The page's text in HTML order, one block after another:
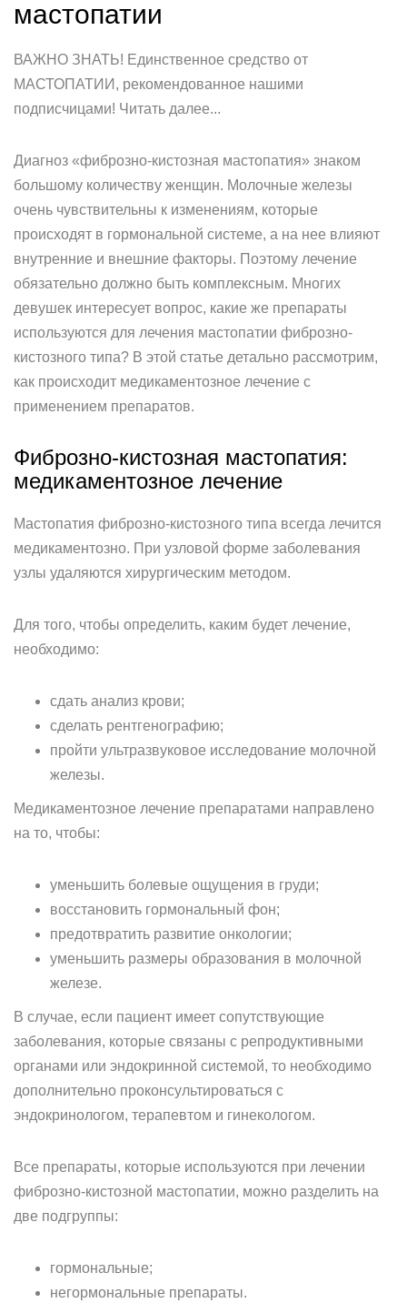
мастопатии
ВАЖНО ЗНАТЬ! Единственное средство от
МАСТОПАТИИ, рекомендованное нашими
подписчицами! Читать далее...
Диагноз «фиброзно-кистозная мастопатия» знаком
большому количеству женщин. Молочные железы
очень чувствительны к изменениям, которые
происходят в гормональной системе, а на нее влияют
внутренние и внешние факторы. Поэтому лечение
обязательно должно быть комплексным. Многих
девушек интересует вопрос, какие же препараты
используются для лечения мастопатии фиброзно-
кистозного типа? В этой статье детально рассмотрим,
как происходит медикаментозное лечение с
применением препаратов.
Фиброзно-кистозная мастопатия:
медикаментозное лечение
Мастопатия фиброзно-кистозного типа всегда лечится
медикаментозно. При узловой форме заболевания
узлы удаляются хирургическим методом.
Для того, чтобы определить, каким будет лечение,
необходимо:
сдать анализ крови;
сделать рентгенографию;
пройти ультразвуковое исследование молочной
железы.
Медикаментозное лечение препаратами направлено
на то, чтобы:
уменьшить болевые ощущения в груди;
восстановить гормональный фон;
предотвратить развитие онкологии;
уменьшить размеры образования в молочной
железе.
В случае, если пациент имеет сопутствующие
заболевания, которые связаны с репродуктивными
органами или эндокринной системой, то необходимо
дополнительно проконсультироваться с
эндокринологом, терапевтом и гинекологом.
Все препараты, которые используются при лечении
фиброзно-кистозной мастопатии, можно разделить на
две подгруппы:
гормональные;
негормональные препараты.